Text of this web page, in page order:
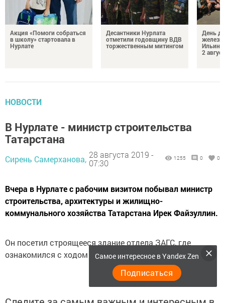
Акция «Помоги собраться
в школу» стартовала в
Нурлате
Десантники Нурлата
отметили годовщину ВДВ
торжественным митингом
День
Ильин
2
НОВОСТИ
В Нурлате - министр строительства
Татарстана
Сирень Самерханова, 28 августа 2019 -
07:30
1255 0 0
Вчера в Нурлате с рабочим визитом побывал министр
строительства, архитектуры и жилищно-
коммунального хозяйства Татарстана Ирек Файзуллин.
Он посетил строящееся здание отдела ЗАГС, где
ознакомился с ходом работ.Самое интересное в Yandex Zen
Подписаться